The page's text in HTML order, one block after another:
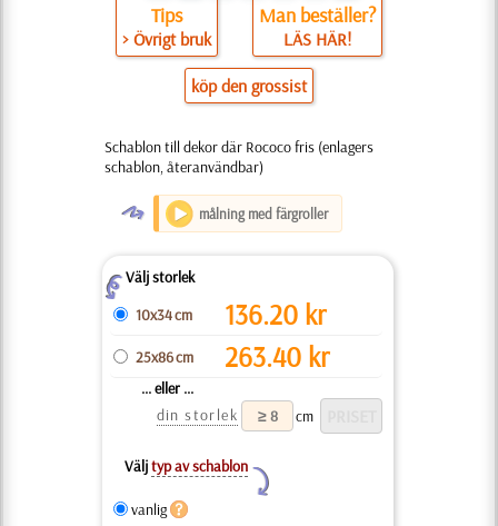
Tips
> Övrigt bruk
Man beställer?
LÄS HÄR!
köp den grossist
Schablon till dekor där Rococo fris (enlagers
schablon, återanvändbar)
O målning med färgroller
ZVälj storlek
10x34 cm
136.20 kr
25x86 cm 263.40 kr
... eller ...
din storlek
cm
Väljtyp av schablon
Y
vanlig